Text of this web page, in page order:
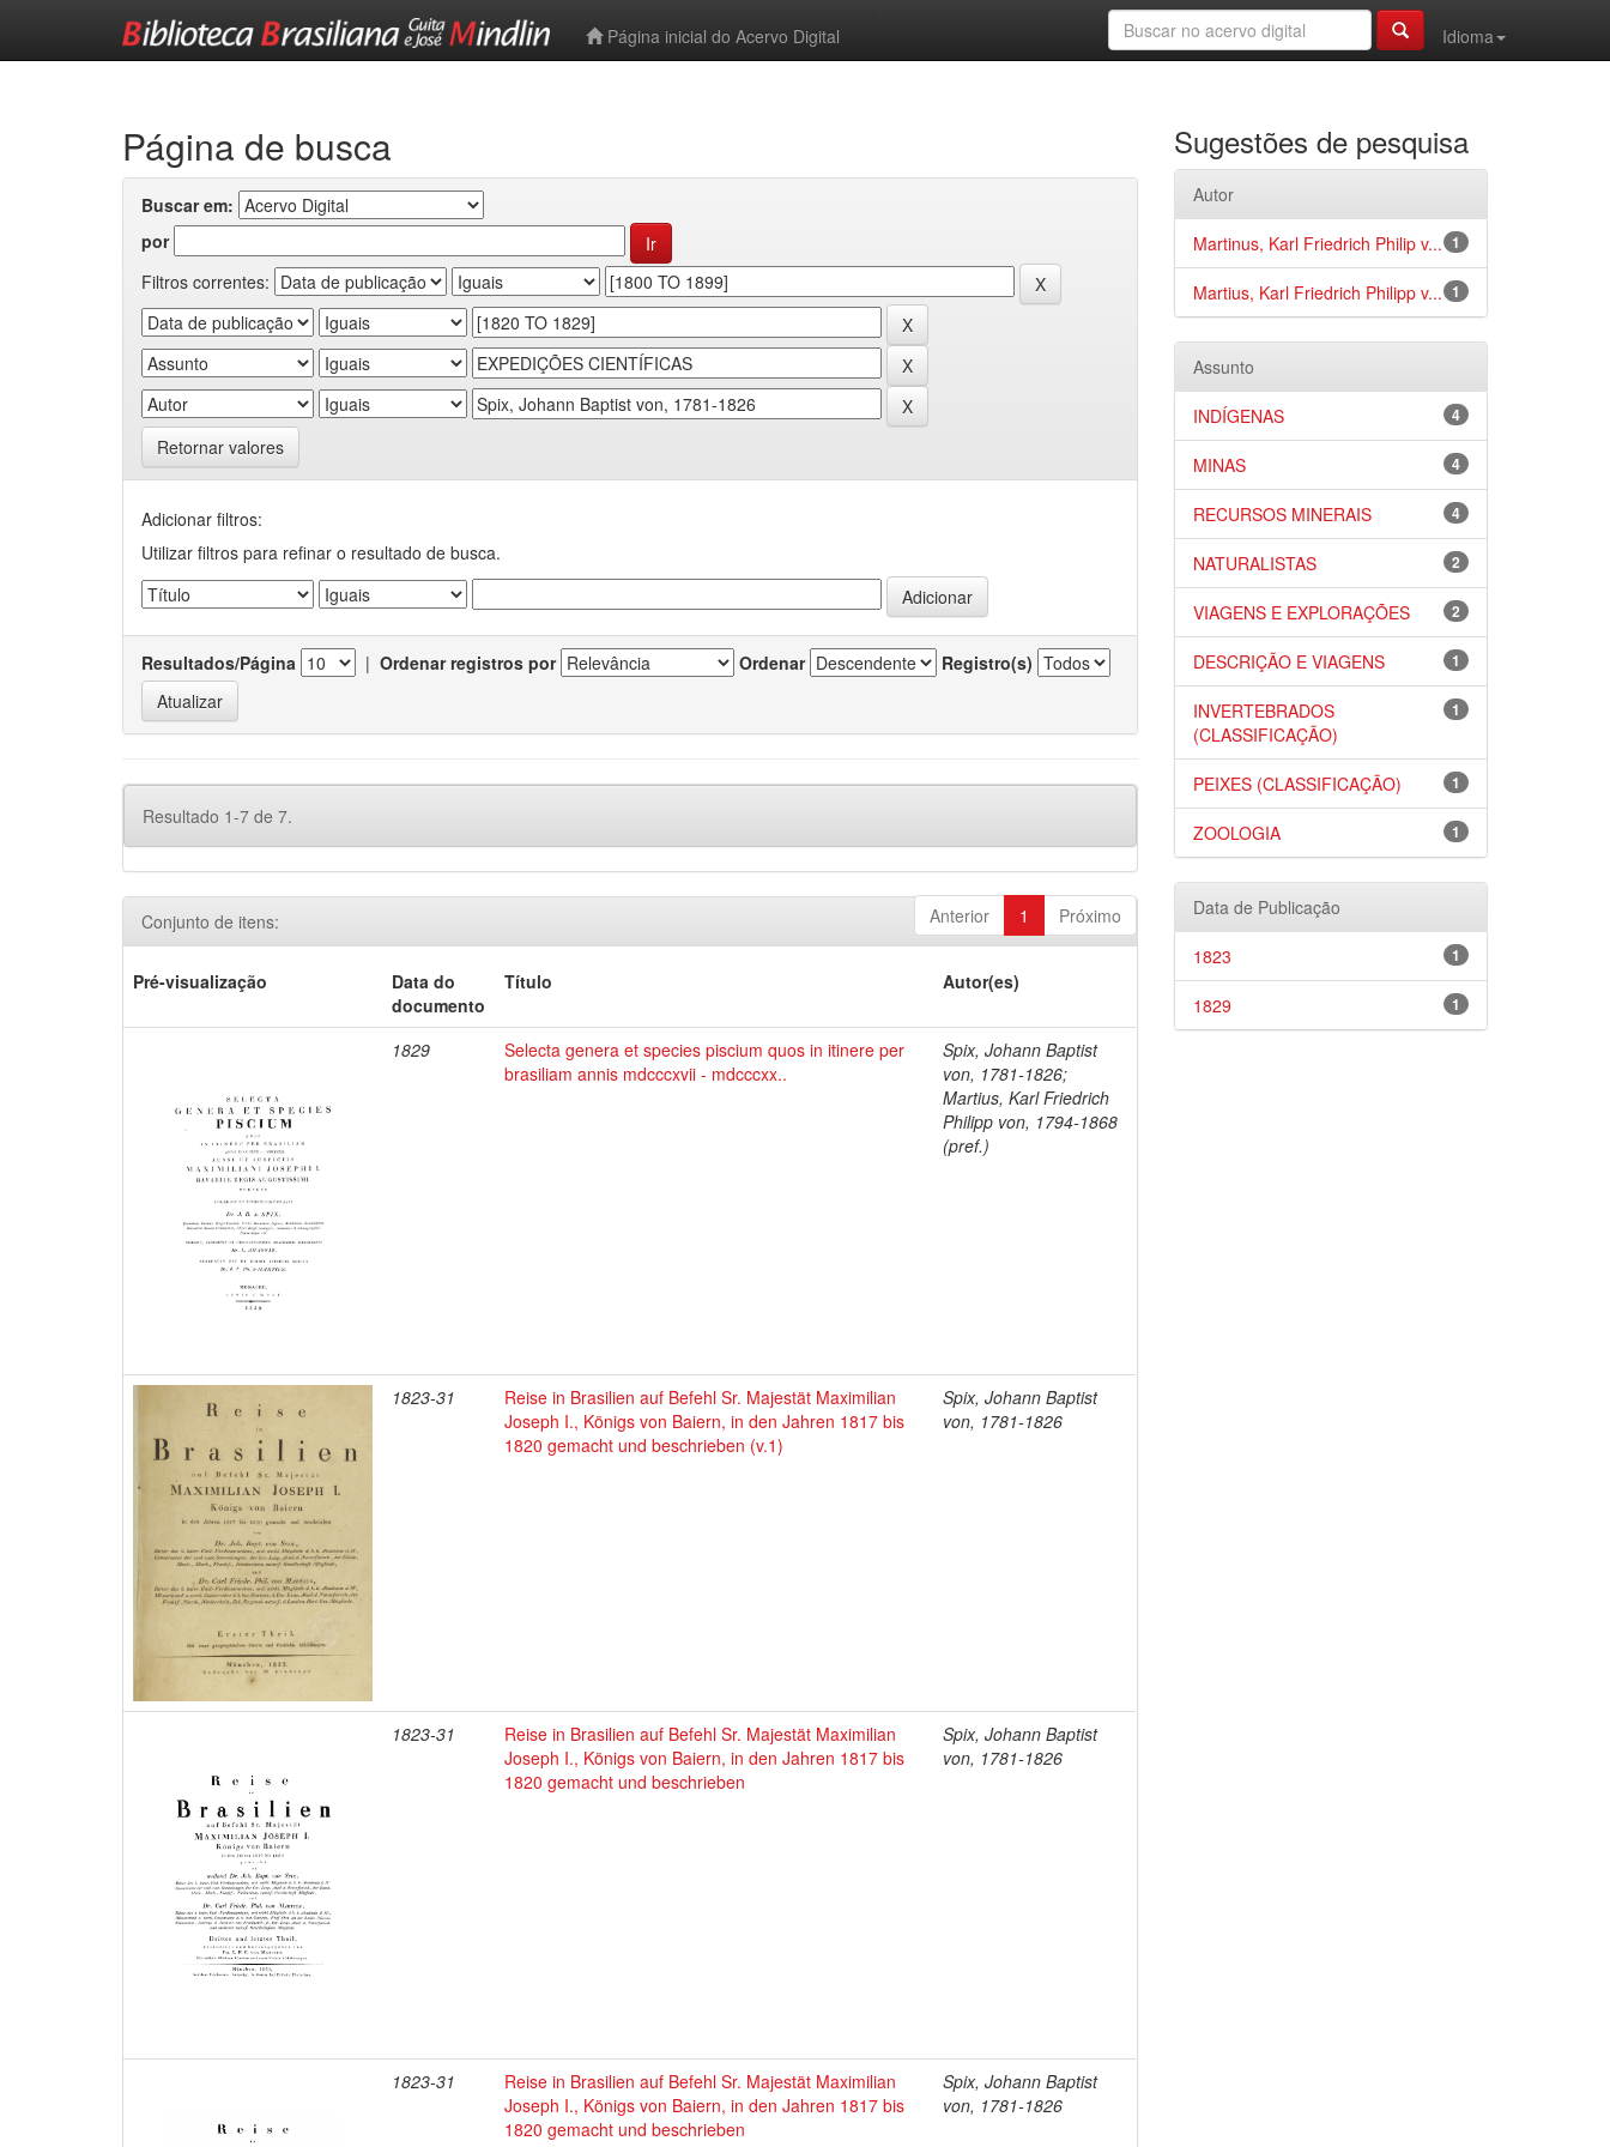
Página inicial do Acervo Digital
Idioma
Página de busca
Buscar em:
por
Filtros correntes:
Retornar valores
Adicionar filtros:
Utilizar filtros para refinar o resultado de busca.
Resultados/Página | Ordenar registros por Ordenar Registro(s)
Resultado 1-7 de 7.
Anterior 1 Próximo
Conjunto de itens:
Pré-visualização
Data do
documento
Título Autor(es)
1829
Selecta genera et species piscium quos in itinere per
brasiliam annis mdcccxvii - mdcccxx..
Spix, Johann Baptist
von, 1781-1826;
Martius, Karl Friedrich
Philipp von, 1794-1868
(pref.)
1823-31
Reise in Brasilien auf Befehl Sr. Majestät Maximilian
Joseph I., Königs von Baiern, in den Jahren 1817 bis
1820 gemacht und beschrieben (v.1)
Spix, Johann Baptist
von, 1781-1826
1823-31
Reise in Brasilien auf Befehl Sr. Majestät Maximilian
Joseph I., Königs von Baiern, in den Jahren 1817 bis
1820 gemacht und beschrieben
Spix, Johann Baptist
von, 1781-1826
1823-31
Reise in Brasilien auf Befehl Sr. Majestät Maximilian
Joseph I., Königs von Baiern, in den Jahren 1817 bis
1820 gemacht und beschrieben
Spix, Johann Baptist
von, 1781-1826
Sugestões de pesquisa
Autor
1
Martinus, Karl Friedrich Philip v...
1
Martius, Karl Friedrich Philipp v...
Assunto
4
INDÍGENAS
4
MINAS
4
RECURSOS MINERAIS
2
NATURALISTAS
2
VIAGENS E EXPLORAÇÕES
1
DESCRIÇÃO E VIAGENS
1
INVERTEBRADOS
(CLASSIFICAÇÃO)
1
PEIXES (CLASSIFICAÇÃO)
1
ZOOLOGIA
Data de Publicação
1
1823
1
1829